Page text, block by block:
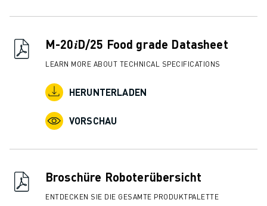
UNSERE STANDORTE
NACHHALTIGKEIT
GESTALTEN SIE IHRE ZUKUNFT MIT FANUC
JETZT BEWERBEN » KARRIEREPORTAL
STANDORTE
M-20𝑖D/25 Food grade Datasheet
LEARN MORE ABOUT TECHNICAL SPECIFICATIONS
HERUNTERLADEN
VORSCHAU
Broschüre Roboterübersicht
ENTDECKEN SIE DIE GESAMTE PRODUKTPALETTE